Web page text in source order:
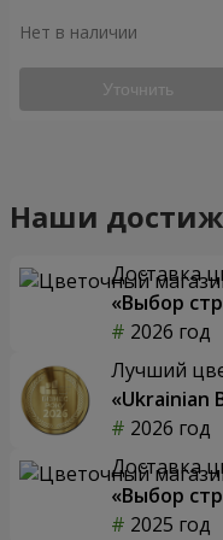
Нет в наличии
Уточнить
Наши
Доставка
«Выбор
2026 год
Лучший
«Ukrainian
2026 год
Доставка
«Выбор
2025 год